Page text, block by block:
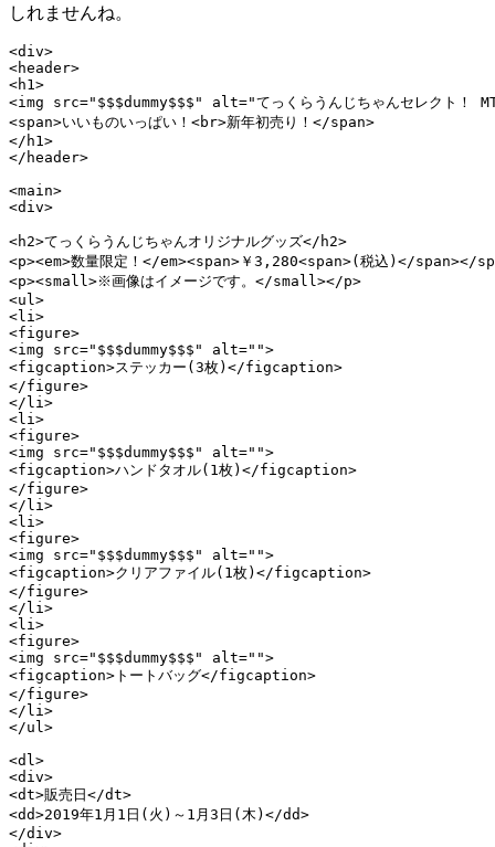
しれませんね。
<div>
<header>
<h1>
<img src="$$$dummy$$$" alt="てっくらうんじちゃんセレクト！
<span>いいものいっぱい！<br>新年初売り！</span>
</h1>
</header>
<main>
<div>
<h2>てっくらうんじちゃんオリジナルグッズ</h2>
<p><em>数量限定！</em><span>￥3,280<span>(税込)</span></
<p><small>※画像はイメージです。</small></p>
<ul>
<li>
<figure>
<img src="$$$dummy$$$" alt="">
<figcaption>ステッカー(3枚)</figcaption>
</figure>
</li>
<li>
<figure>
<img src="$$$dummy$$$" alt="">
<figcaption>ハンドタオル(1枚)</figcaption>
</figure>
</li>
<li>
<figure>
<img src="$$$dummy$$$" alt="">
<figcaption>クリアファイル(1枚)</figcaption>
</figure>
</li>
<li>
<figure>
<img src="$$$dummy$$$" alt="">
<figcaption>トートバッグ</figcaption>
</figure>
</li>
</ul>
<dl>
<div>
<dt>販売日</dt>
<dd>2019年1月1日(火)～1月3日(木)</dd>
</div>